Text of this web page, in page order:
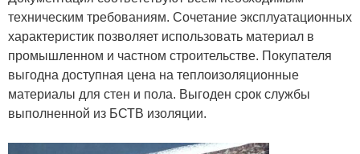
техническим требованиям. Сочетание эксплуатационных
характеристик позволяет использовать материал в
промышленном и частном строительстве. Покупателя
выгодна доступная цена на теплоизоляционные
материалы для стен и пола. Выгоден срок службы
выполненной из БСТВ изоляции.